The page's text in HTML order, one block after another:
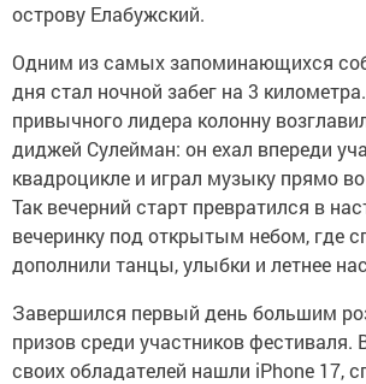
острову Елабужский.
Одним из самых запоминающихся
дня стал ночной забег на 3
привычного лидера колонну
диджей Сулейман: он ехал впереди
квадроцикле и играл музыку прямо
Так вечерний старт превратился в
вечеринку под открытым небом, где
дополнили танцы, улыбки и летнее
Завершился первый день большим
призов среди участников фестиваля.
своих обладателей нашли iPhone 17,